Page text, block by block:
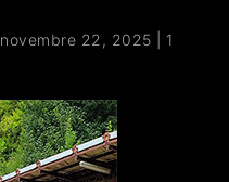
novembre 22, 2025
1